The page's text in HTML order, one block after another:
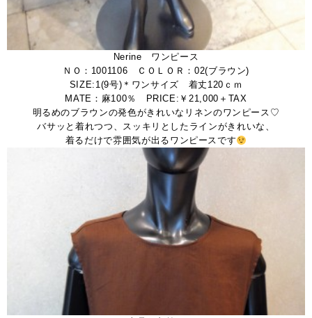
Nerine ワンピース
ＮＯ：1001106 ＣＯＬＯＲ：02(ブラウン)
SIZE:1(9号)＊ワンサイズ 着丈120ｃｍ
MATE：麻100％ PRICE:￥21,000＋TAX
明るめのブラウンの発色がきれいなリネンのワンピース♡
バサッと着れつつ、スッキリとしたラインがきれいな、
着るだけで雰囲気が出るワンピースです